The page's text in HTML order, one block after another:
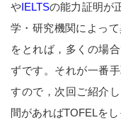
やIELTSの能力証明が
学・研究機関によっ
をとれば，多くの場
ずです。それが一番
すので，次回ご紹介
間があればTOFELをし